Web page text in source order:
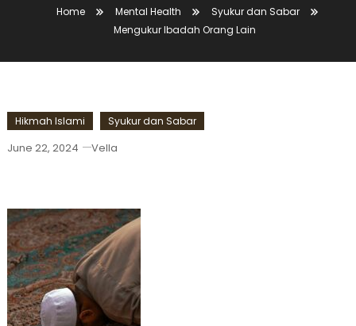
Home Mental Health
Syukur dan Sabar
Mengukur Ibadah Orang Lain
Hikmah Islami Syukur dan Sabar
June 22, 2024 Vella